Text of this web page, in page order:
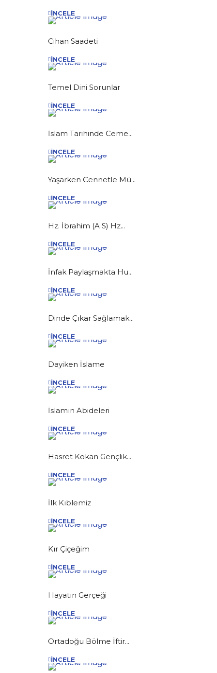
İNCELE
Cihan Saadeti
İNCELE
Temel Dini Sorunlar
İNCELE
İslam Tarihinde Ceme...
İNCELE
Yaşarken Cennetle Mü...
İNCELE
Hz. İbrahim (A.S) Hz...
İNCELE
İnfak Paylaşmakta Hu...
İNCELE
Dinde Çıkar Sağlamak...
İNCELE
Dayiken İslame
İNCELE
İslamın Abideleri
İNCELE
Hasret Kokan Gençlik...
İNCELE
İlk Kıblemiz
İNCELE
Kır Çiçeğim
İNCELE
Hayatın Gerçeği
İNCELE
Ortadoğu Bölme İftir...
İNCELE